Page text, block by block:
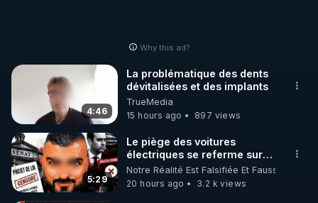
https://twitter.com/bestofcomputer
https://www.facebook.com/bestofcomputer
https://rumble.com/bestofcomputer
Why this ad?
4:46
La problématique des dents
dévitalisées et des implants
TrueMedia
15 hours ago
897 views
5:29
Le piège des voitures
électriques se referme sur
les usagers !
Notre Réalité Est Falsifiée Et Fausse
20 hours ago
3.2 k views